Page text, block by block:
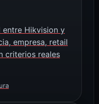
entre Hikvision y
empresa, retail
criterios reales